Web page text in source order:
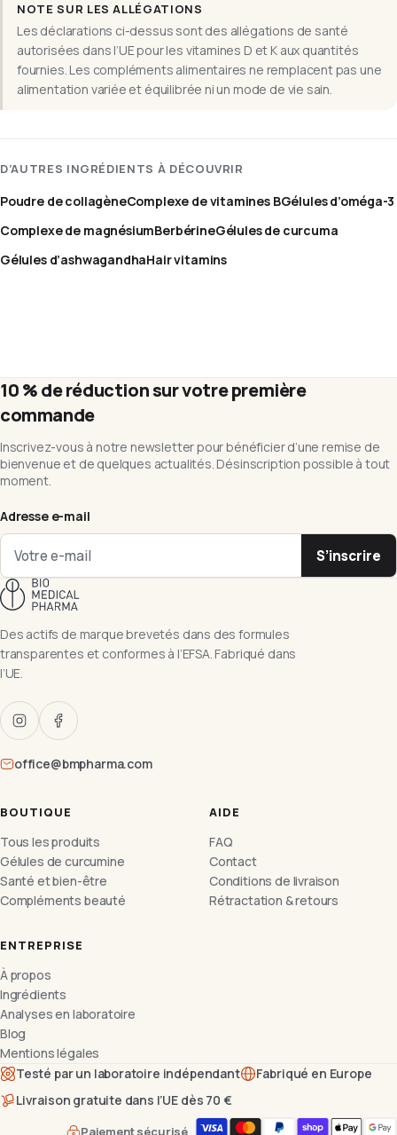
NOTE SUR LES ALLÉGATIONS
Les déclarations ci-dessus sont des allégations de santé
autorisées dans l’UE pour les vitamines D et K aux quantités
fournies. Les compléments alimentaires ne remplacent pas une
alimentation variée et équilibrée ni un mode de vie sain.
D’AUTRES INGRÉDIENTS À DÉCOUVRIR
Poudre de collagèneComplexe de vitamines BGélules d’oméga-3
Complexe de magnésiumBerbérineGélules de curcuma
Gélules d’ashwagandhaHair vitamins
10 % de réduction sur votre première
commande
Inscrivez-vous à notre newsletter pour bénéficier d’une remise de
bienvenue et de quelques actualités. Désinscription possible à tout
moment.
Adresse e-mail
S’inscrire
Des actifs de marque brevetés dans des formules
transparentes et conformes à l’EFSA. Fabriqué dans
l’UE.
office@bmpharma.com
BOUTIQUE
Tous les produits
Gélules de curcumine
Santé et bien-être
Compléments beauté
AIDE
FAQ
Contact
Conditions de livraison
Rétractation & retours
ENTREPRISE
À propos
Ingrédients
Analyses en laboratoire
Blog
Mentions légales
Testé par un laboratoire indépendant
Fabriqué en Europe
Livraison gratuite dans l’UE dès 70 €
Paiement sécurisé